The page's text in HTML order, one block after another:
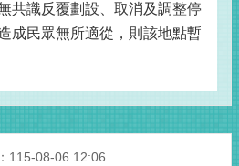
共識反覆劃設、取消及調整停
成民眾無所適從，則該地點暫
115-08-06 12:06